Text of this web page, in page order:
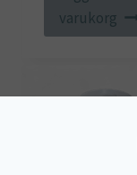
varukorg